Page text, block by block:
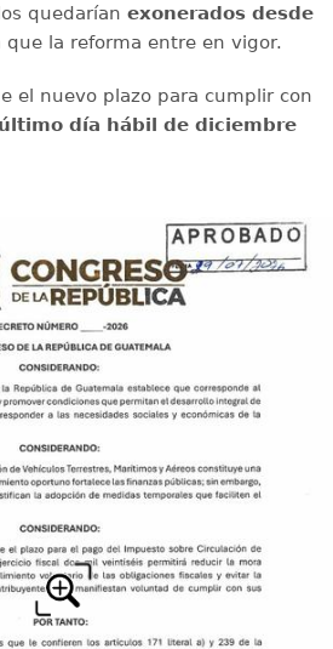
quedarían exonerados desde
la reforma entre en vigor.
el nuevo plazo para cumplir con
último día hábil de diciembre